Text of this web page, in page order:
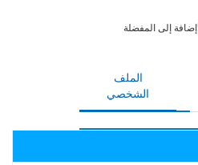
إضافة إلى المفضلة
الملف
الشخصي